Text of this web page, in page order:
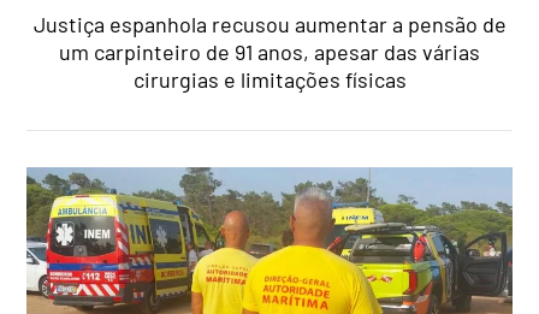
Justiça espanhola recusou aumentar a pensão de
um carpinteiro de 91 anos, apesar das várias
cirurgias e limitações físicas